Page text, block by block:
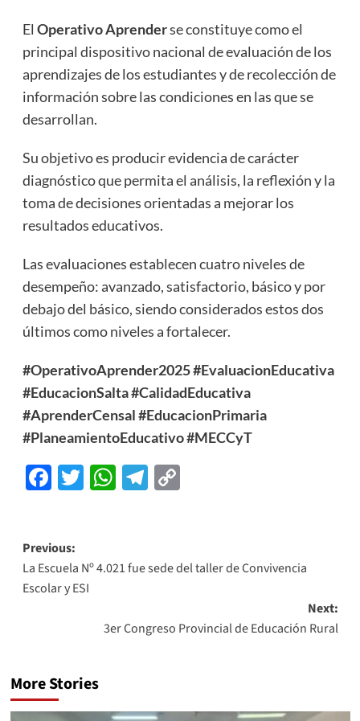
El Operativo Aprenderse constituye como el
principal dispositivo nacional de evaluación de los
aprendizajes de los estudiantes y de recolección de
información sobre las condiciones en las que se
desarrollan.
Su objetivo es producir evidencia de carácter
diagnóstico que permita el análisis, la reflexión y la
toma de decisiones orientadas a mejorar los
resultados educativos.
Las evaluaciones establecen cuatro niveles de
desempeño: avanzado, satisfactorio, básico y por
debajo del básico, siendo considerados estos dos
últimos como niveles a fortalecer.
#OperativoAprender2025#EvaluacionEducativa
#EducacionSalta#CalidadEducativa
#AprenderCensal#EducacionPrimaria
#PlaneamientoEducativo#MECCyT
Facebook
Twitter
WhatsApp
Telegram
Copy
Previous:
La Escuela Nº 4.021 fue sede del taller de Convivencia
Escolar y ESI
Next:
3er Congreso Provincial de Educación Rural
More Stories